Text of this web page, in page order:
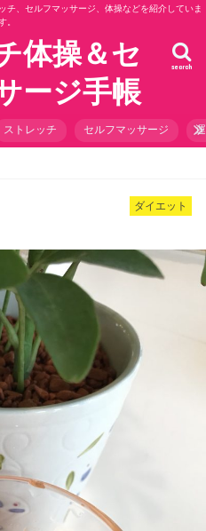
チ、セルフマッサージ、体操などを紹介していま
。
体操＆セ
ージ手帳
search
ストレッチ セルフマッサージ
ダイエット